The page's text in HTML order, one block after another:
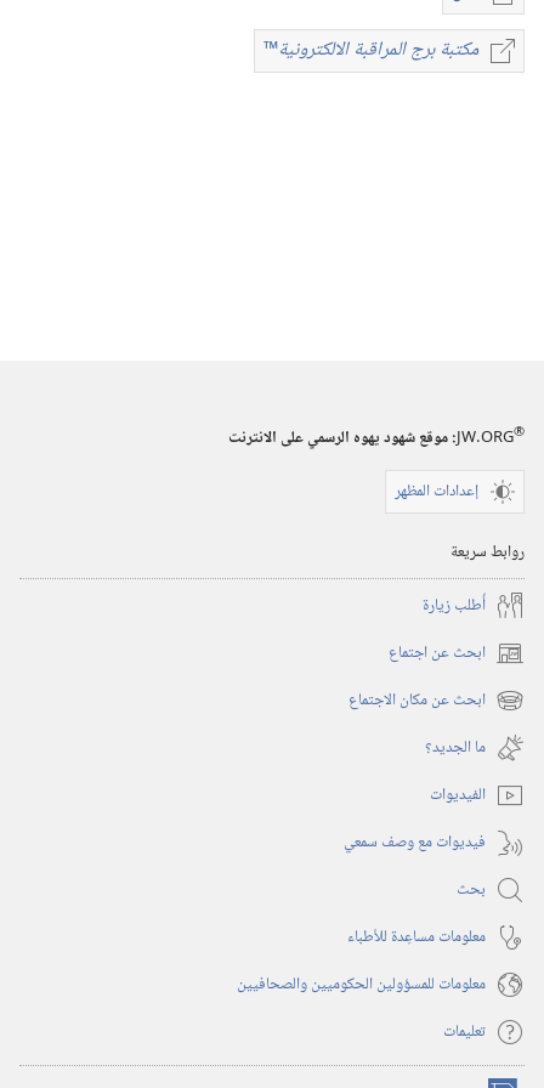
خيارات
تنزيل
الاصدارات
مكتبة برج المراقبة الالكترونية™
مكتبة
JW.ORG®
:‏ موقع شهود يهوه الرسمي على الانترنت
إعدادات المظهر
روابط سريعة
أُطلب زيارة
ابحث عن اجتماع (يفتح
نافذة ابحث عن مكان الاجتماع (يفتح
نافذة
جديدة)
ما الجديد؟‏
الفيديوات
فيديوات مع وصف سمعي
بحث
معلومات مساعِدة للأطباء
معلومات للمسؤولين الحكوميين والصحافيين
تعليمات